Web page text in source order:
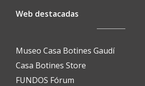
Web destacadas
Museo Casa Botines Gaudí
Casa Botines Store
FUNDOS Fórum